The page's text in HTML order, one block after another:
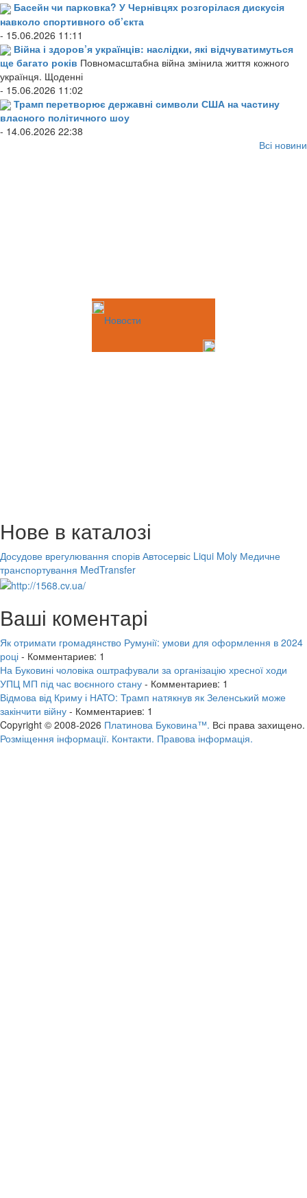
Басейн чи парковка? У Чернівцях розгорілася дискусія
навколо спортивного об’єкта
- 15.06.2026 11:11
Війна і здоров’я українців: наслідки, які відчуватимуться
ще багато років Повномасштабна війна змінила життя кожного
українця. Щоденні
- 15.06.2026 11:02
Трамп перетворює державні символи США на частину
власного політичного шоу
- 14.06.2026 22:38
Всі новини
Новости
Нове в каталозі
Досудове врегулювання спорів Автосервіс Liqui Moly Медичне
транспортування MedTransfer
Ваші коментарі
Як отримати громадянство Румунії: умови для оформлення в 2024
році - Комментариев: 1
На Буковині чоловіка оштрафували за організацію хресної ходи
УПЦ МП під час воєнного стану - Комментариев: 1
Відмова від Криму і НАТО: Трамп натякнув як Зеленський може
закінчити війну - Комментариев: 1
Copyright © 2008-2026 Платинова Буковина™. Всі права захищено.
Розміщення інформації. Контакти. Правова інформація.